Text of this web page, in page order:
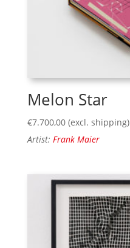
Melon Star
€7.700,00 (excl. shipping)
Artist: Frank Maier